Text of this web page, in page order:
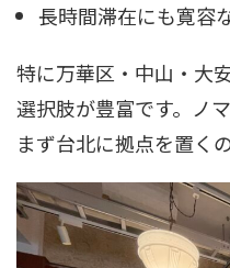
長時間滞在にも寛容
特に万華区・中山・大
選択肢が豊富です。ノ
まず台北に拠点を置く